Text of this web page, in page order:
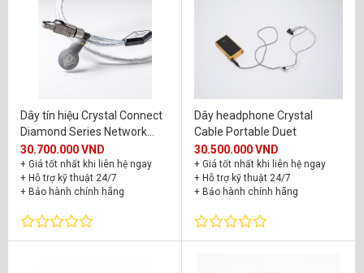
McIntosh
Naim Audio(1)
(18)
Oyaide (4)
Purist Audio Design
QSA (51)
Renolabs Audio
Shunyata(2)
Dây tín hiệu Crystal Connect
Diamond Series Network
Diamond Telegaertner RJ-45
30.700.000 VND
+ Giá tốt nhất khi liên hệ ngay
+ Hỗ trợ kỹ thuật 24/7
+ Bảo hành chính hãng
Dây headphone Crystal
Cable Portable Duet
30.500.000 VND
+ Giá tốt nhất khi liên hệ ngay
+ Hỗ trợ kỹ thuật 24/7
+ Bảo hành chính hãng